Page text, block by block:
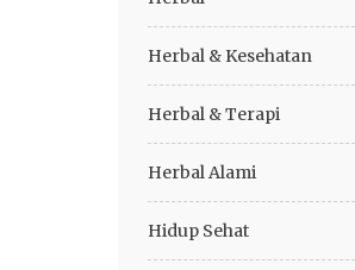
Herbal & Kesehatan
Herbal & Terapi
Herbal Alami
Hidup Sehat